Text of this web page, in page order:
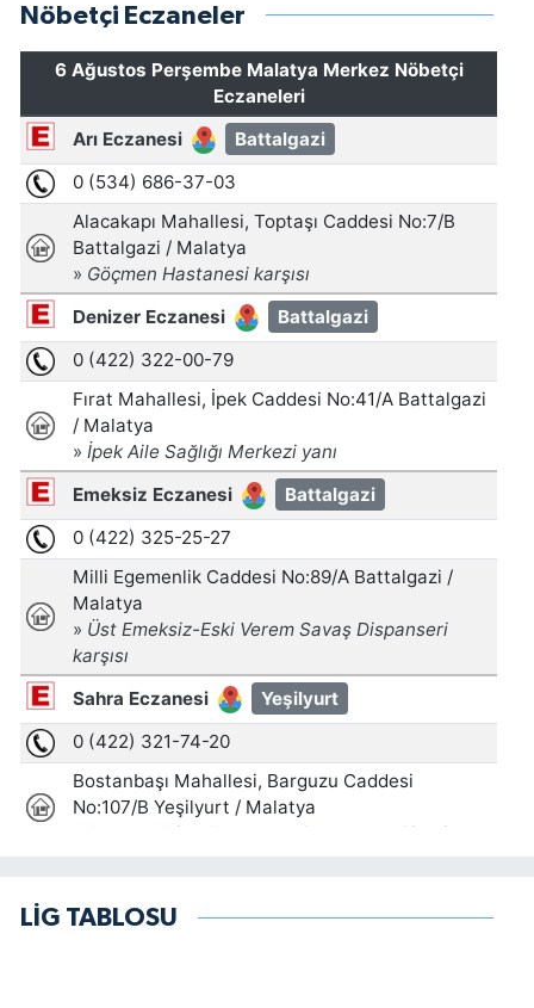
Nöbetçi Eczaneler
LİG TABLOSU